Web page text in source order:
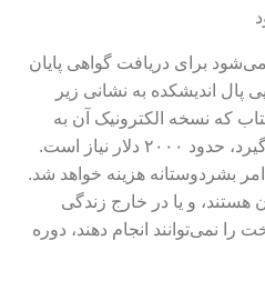
برای دریافت گواهی پایان
حساب پی پال اندیشکده به نشانی زیر
که نسخه الکترونیک آن به
رایگان در اختیار همه قرار می‌گیرد، حدود ۲۰۰۰ دلار نیاز است.
بشردوستانه هزینه خواهد شد.
هستند، و یا در خارج زندگی
را نمی‌توانند انجام دهند، دوره